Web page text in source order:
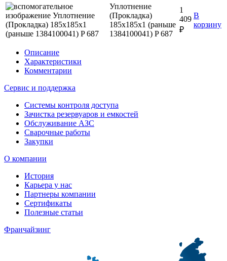
Уплотнение
(Прокладка)
185x185x1 (раньше
1384100041) P 687
1
409
₽
В
корзину
Описание
Характеристики
Комментарии
Сервис и поддержка
Системы контроля доступа
Зачистка резервуаров и емкостей
Обслуживание АЗС
Сварочные работы
Закупки
О компании
История
Карьера у нас
Партнеры компании
Сертификаты
Полезные статьи
Франчайзинг